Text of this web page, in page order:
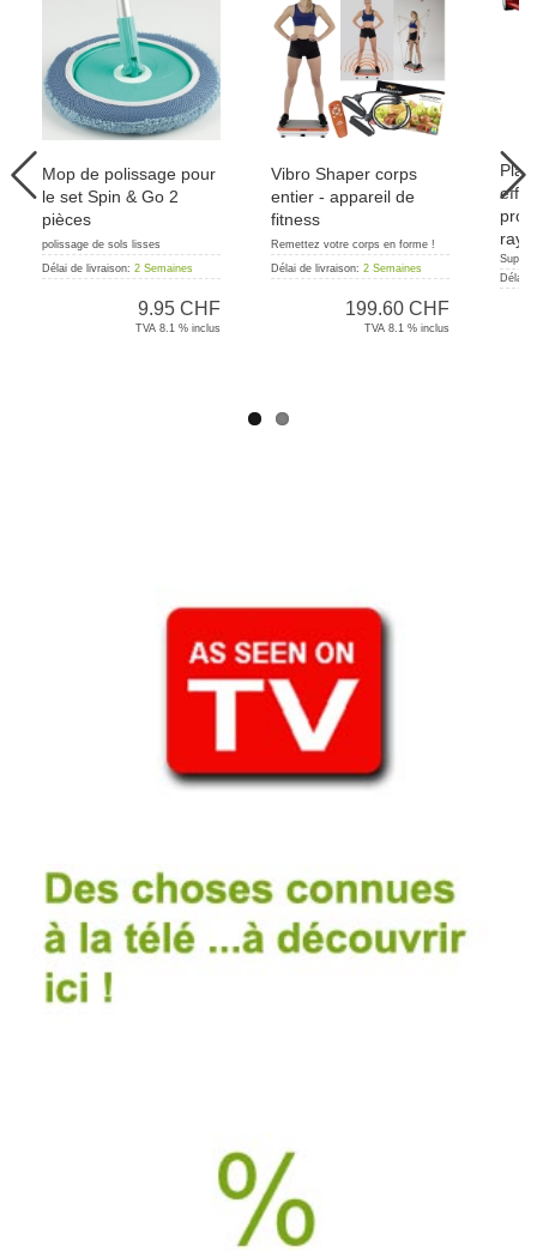
Mop de polissage pour
le set Spin & Go 2
pièces
polissage de sols lisses
Délai de livraison: 2 Semaines
9.95 CHF
TVA 8.1 % inclus
Vibro Shaper corps
entier - appareil de
fitness
Remettez votre corps en forme !
Délai de livraison: 2 Semaines
199.60 CHF
TVA 8.1 % inclus
Délai